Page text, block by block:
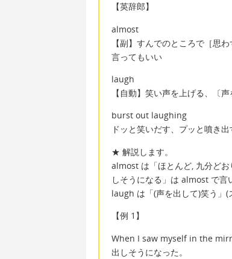
【英辞郎】
almost
【副】すんでのところで［思
言ってもいい
laugh
【自動】笑い声を上げる、〔
burst out laughing
ドッと笑いだす、プッと噴き
★ 解説します。
almost は「ほとんど, 九分ど
しそうになる」は almost で言
laugh は「(声を出して)笑う」(
【例 1】
When I saw myself in the
出しそうになった。